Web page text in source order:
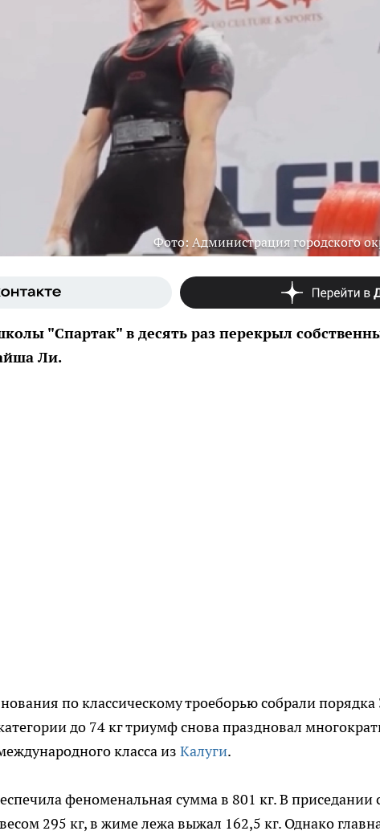
Фото: Администрация городского
"Спартак" в десять раз перекрыл
Ли.
по классическому троеборью собрали порядка
до 74 кг триумф снова праздновал
класса из Калуги.
феноменальная сумма в 801 кг. В приседании
295 кг, в жиме лежа выжал 162,5 кг. Однако